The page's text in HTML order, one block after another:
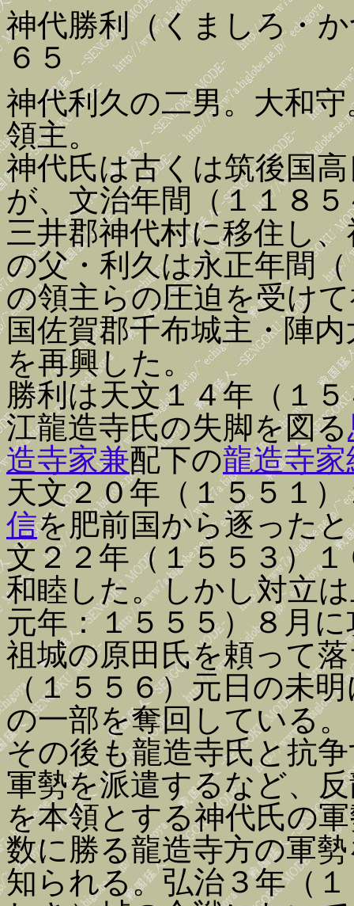
神代勝利（くましろ・
６５
神代利久の二男。大和
領主。
神代氏は古くは筑後国
が、文治年間（１１８
三井郡神代村に移住し
の父・利久は永正年間
の領主らの圧迫を受け
国佐賀郡千布城主・陣
を再興した。
勝利は天文１４年（１
江龍造寺氏の失脚を図る
造寺家兼配下の龍造寺家
天文２０年（１５５１
信を肥前国から逐った
文２２年（１５５３）
和睦した。しかし対立
元年：１５５５）８月
祖城の原田氏を頼って
（１５５６）元日の未
の一部を奪回している。
その後も龍造寺氏と抗
軍勢を派遣するなど、
を本領とする神代氏の
数に勝る龍造寺方の軍
知られる。弘治３年（